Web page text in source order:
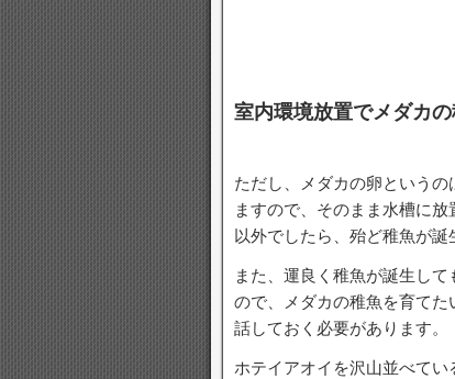
室内環境放置でメダカ
ただし、メダカの卵という
ますので、そのまま水槽に
以外でしたら、殆ど稚魚が誕
また、運良く稚魚が誕生し
ので、メダカの稚魚を育て
話しておく必要があります。
ホテイアオイを沢山並べて